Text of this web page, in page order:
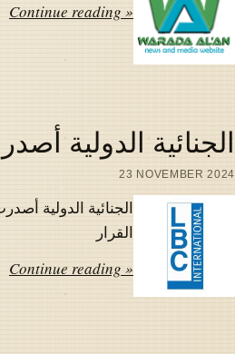
Continue reading »
الجنائية الدولية
23 NOVEMBER 2024
الجنائية الدولية
القرار
Continue reading »